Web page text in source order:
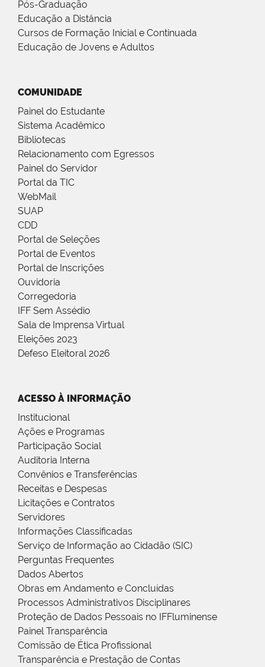
Pós-Graduação
Educação a Distância
Cursos de Formação Inicial e Continuada
Educação de Jovens e Adultos
COMUNIDADE
Painel do Estudante
Sistema Acadêmico
Bibliotecas
Relacionamento com Egressos
Painel do Servidor
Portal da TIC
WebMail
SUAP
CDD
Portal de Seleções
Portal de Eventos
Portal de Inscrições
Ouvidoria
Corregedoria
IFF Sem Assédio
Sala de Imprensa Virtual
Eleições 2023
Defeso Eleitoral 2026
ACESSO À INFORMAÇÃO
Institucional
Ações e Programas
Participação Social
Auditoria Interna
Convênios e Transferências
Receitas e Despesas
Licitações e Contratos
Servidores
Informações Classificadas
Serviço de Informação ao Cidadão (SIC)
Perguntas Frequentes
Dados Abertos
Obras em Andamento e Concluídas
Processos Administrativos Disciplinares
Proteção de Dados Pessoais no IFFluminense
Painel Transparência
Comissão de Ética Profissional
Transparência e Prestação de Contas